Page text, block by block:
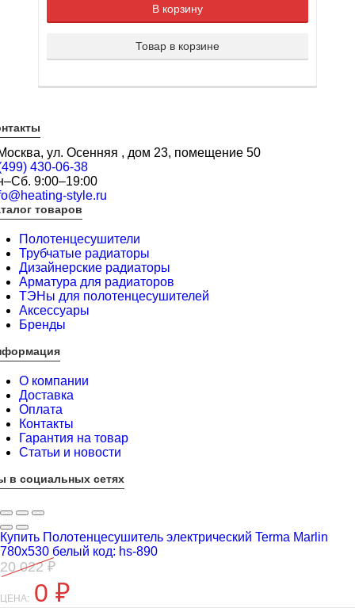
В корзину
Товар в корзине
ул. Осенняя , дом 23, помещение 50
430-06-38
9:00–19:00
style.ru
товаров
Полотенцесушители
Трубчатые радиаторы
Дизайнерские радиаторы
Арматура для радиаторов
ТЭНы для полотенцесушителей
Аксессуары
Бренды
О компании
Доставка
Оплата
Контакты
Гарантия на товар
Статьи и новости
в социальных сетях
Купить Полотенцесушитель электрический Terma Marlin
780x530 белый код: hs-890
20 022₽
ЦЕНА: 0 ₽